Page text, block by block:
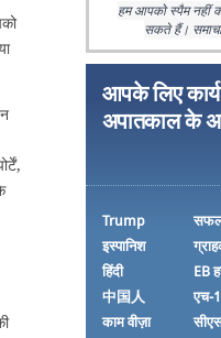
हम आपको स्पैम नहीं
सकते हैं।
आपके लिए
अपातकाल के
Trump
इस्पानिश
हिंदी
中国人
काम वीज़ा
EB
एच-